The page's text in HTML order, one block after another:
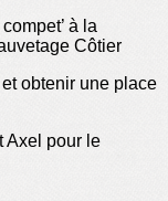
à la
Côtier
obtenir une place
Axel pour le